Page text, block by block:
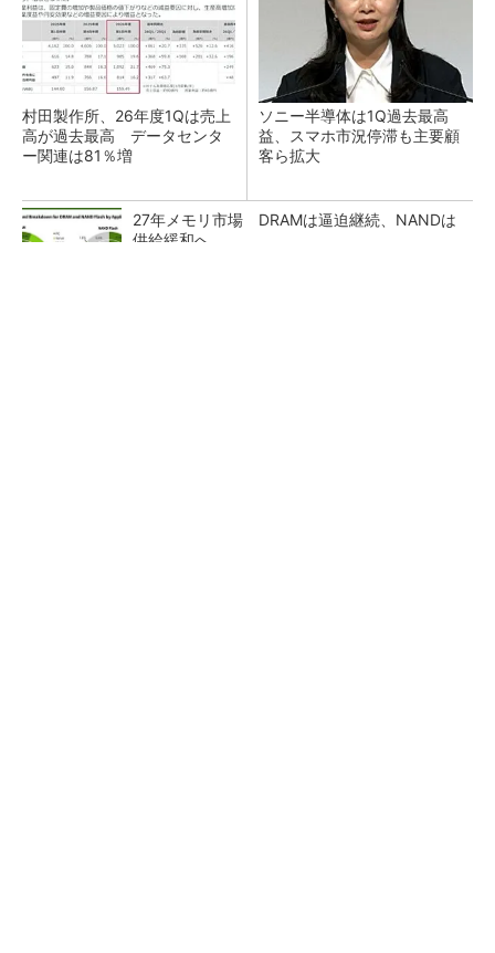
村田製作所、26年度1Qは売上
高が過去最高 データセンタ
ー関連は81％増
ソニー半導体は1Q過去最高
益、スマホ市況停滞も主要顧
客ら拡大
27年メモリ市場 DRAMは逼迫継続、NANDは
供給緩和へ